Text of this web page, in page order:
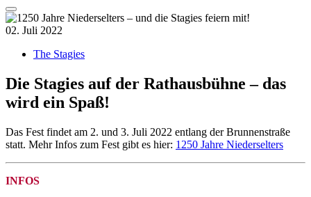
02. Juli 2022
The Stagies
Die Stagies auf der Rathausbühne – das
wird ein Spaß!
Das Fest findet am 2. und 3. Juli 2022 entlang der Brunnenstraße
statt. Mehr Infos zum Fest gibt es hier: 1250 Jahre Niederselters
INFOS